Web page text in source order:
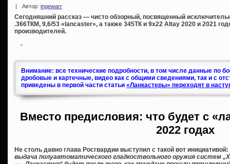
Автор: ingewarr
Сегодняшний рассказ — чисто обзорный, посвященный
.366ТКМ, 9,6/53 «lancaster», а также 345ТК и 9х22 Altay 2020 и 2021
производителей.
Внимание: все технические подробности, в том числе данные по
дробовые и картечные, видео как с общими сведениями, так и с
приведены в первой части статьи «Ланкастеры» переходят в
Вместо предисловия: что будет с
2022 годах
Не столь давно глава Росгвардии выступил с такой вот инициативой:
выдача полуавтоматического гладкоствольного оружия систем